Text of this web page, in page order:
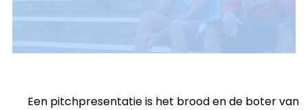
Een pitchpresentatie is het brood en de boter van